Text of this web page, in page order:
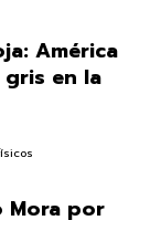
América
en la
Mora por